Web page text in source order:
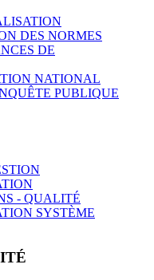
DES NORMES
DE
NATIONAL
PUBLIQUE
- QUALITÉ
SYSTÈME